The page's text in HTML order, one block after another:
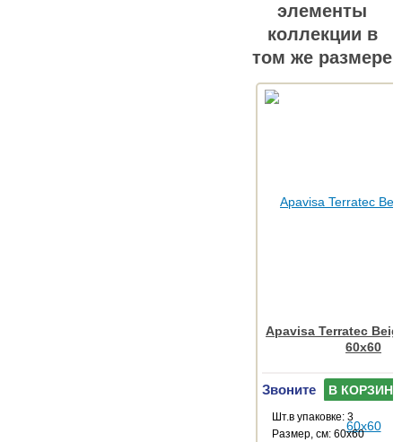
элементы
коллекции в
том же размере
Apavisa Terratec
60x60
Звоните В КОРЗИНУ
Шт.в упаковке: 3
Размер, см: 60x60